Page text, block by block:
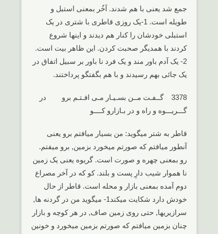
جمع شد یعنی با هم شدند. آخُر بمعنی استبل و
طویله است. 1-یک روزی قاطری با شتری در یک
استبلی خودشان را کنار هم دیدند و اینها شروع
کردند با همدیگر صحبت کردن. این ظاهر بیت است.
2- یک آدم باور مند و یک فرد نا باور بر سبیل اتفاق در
یک جائی بهم رسیدند و با هم بگفتگو پرداختند.
3378 گــفـت مــن بسـیـار مـی افـتـم برو در
گـــریـــوه و راه و در بـازارو کــــو
قاطر به شتر میگوید: من بسیار میافتم برو یعنی
آنطور میافتم که صورتم میخورد بزمین, برو میفتم.
رو بمعنی چهره و صورت است. گریوه یعنی یک زمین
نا هموار شیب دارِ پست و بلند. کو که در آخر مصراع
دوم آمده بمعنی بازار و محله است. قاطر از حال
خودش دارد شکایت میکند1- میگوید من در گردنه ها,
سرازیریها, حتی روی زمین صاف, در هر کوچه و بازار
چنان بزمین میافتم که صورتم بزمین میخورد و خونین